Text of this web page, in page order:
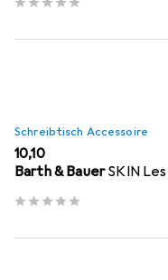
Schreibtisch Accessoire
EUR
10,10
Barth & BauerSKIN